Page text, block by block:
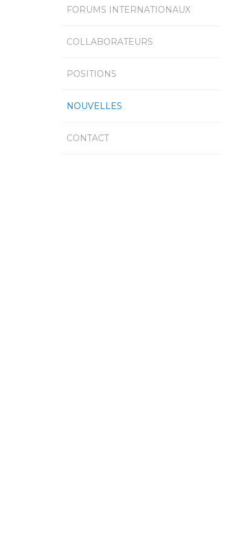
FORUMS INTERNATIONAUX
COLLABORATEURS
POSITIONS
NOUVELLES
CONTACT